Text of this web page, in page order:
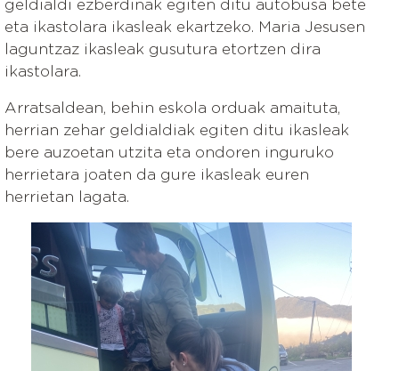
geldialdi ezberdinak egiten ditu autobusa bete
eta ikastolara ikasleak ekartzeko. Maria Jesusen
laguntzaz ikasleak gusutura etortzen dira
ikastolara.
Arratsaldean, behin eskola orduak amaituta,
herrian zehar geldialdiak egiten ditu ikasleak
bere auzoetan utzita eta ondoren inguruko
herrietara joaten da gure ikasleak euren
herrietan lagata.